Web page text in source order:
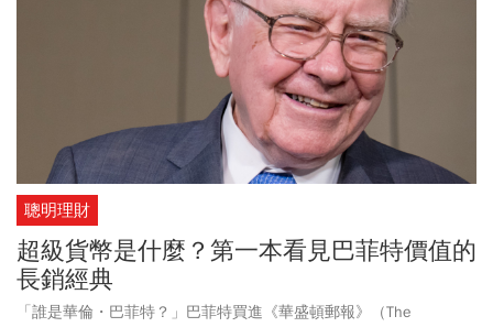
聰明理財
超級貨幣是什麼？第一本看見巴菲特價值的
長銷經典
「誰是華倫・巴菲特？」巴菲特買進《華盛頓郵報》（The